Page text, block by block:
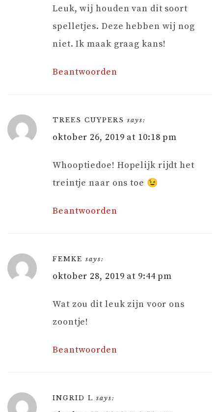
Leuk, wij houden van dit soort
spelletjes. Deze hebben wij nog
niet. Ik maak graag kans!
Beantwoorden
TREES CUYPERS says:
oktober 26, 2019 at 10:18 pm
Whooptiedoe! Hopelijk rijdt het
treintje naar ons toe 😉
Beantwoorden
FEMKE says:
oktober 28, 2019 at 9:44 pm
Wat zou dit leuk zijn voor ons
zoontje!
Beantwoorden
INGRID L says: